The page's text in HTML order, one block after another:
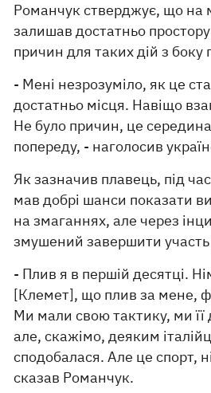
Романчук стверджує, що на
залишав достатньо
причин для таких дій з боку
- Мені незрозуміло, як це
достатньо місця. Навіщо
Не було причин, це середина
попереду, - наголосив
Як зазначив плавець, під
мав добрі шанси показати
на змаганнях, але через
змушений завершити участь
- Плив я в першій десятці.
[Клемет], що плив за мене,
Ми мали свою тактику, ми
але, скажімо, деяким
сподобалася. Але це спорт,
сказав Романчук.